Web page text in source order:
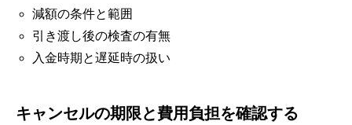
減額の条件と範囲
引き渡し後の検査の有無
入金時期と遅延時の扱い
キャンセルの期限と費用負担を確認する